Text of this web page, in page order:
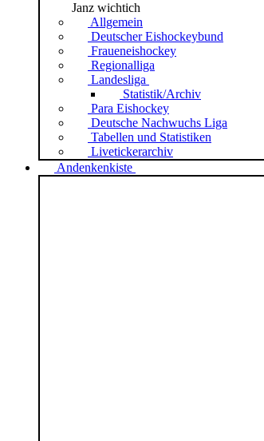
Janz wichtich
Allgemein
Deutscher Eishockeybund
Fraueneishockey
Regionalliga
Landesliga
Statistik/Archiv
Para Eishockey
Deutsche Nachwuchs Liga
Tabellen und Statistiken
Livetickerarchiv
Andenkenkiste